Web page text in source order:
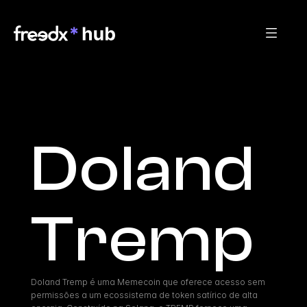
Doland
Tremp
Doland Tremp é uma Memecoin que oferece acesso sem
permissões a um ecossistema de token satírico de alta